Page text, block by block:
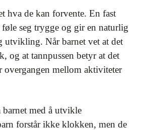
hva de kan forvente. En fast
seg trygge og gir en naturlig
Når barnet vet at det
og at tannpussen betyr at det
overgangen mellom aktiviteter
med å utvikle
forstår ikke klokken, men de